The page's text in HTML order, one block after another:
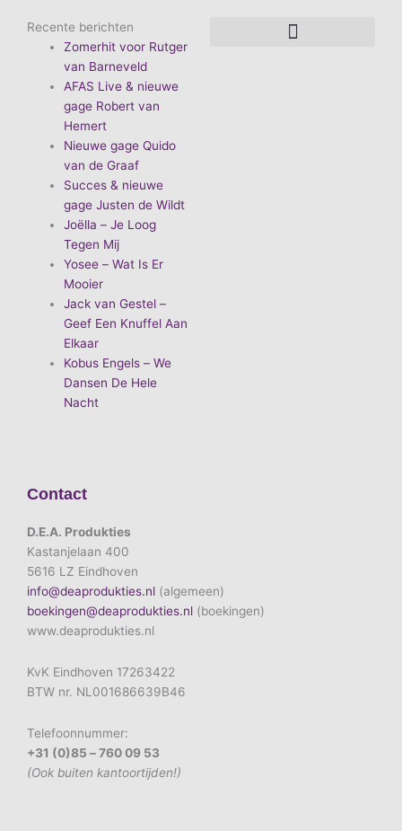
Recente berichten
Zomerhit voor Rutger
van Barneveld
AFAS Live & nieuwe
gage Robert van
Hemert
Nieuwe gage Quido
van de Graaf
Succes & nieuwe
gage Justen de Wildt
Joëlla – Je Loog
Tegen Mij
Yosee – Wat Is Er
Mooier
Jack van Gestel –
Geef Een Knuffel Aan
Elkaar
Kobus Engels – We
Dansen De Hele
Nacht
Contact
D.E.A. Produkties
Kastanjelaan 400
5616 LZ Eindhoven
info@deaprodukties.nl (algemeen)
boekingen@deaprodukties.nl (boekingen)
www.deaprodukties.nl
KvK Eindhoven 17263422
BTW nr. NL001686639B46
Telefoonnummer:
+31 (0)85 – 760 09 53
(Ook buiten kantoortijden!)